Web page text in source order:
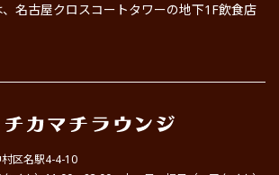
名古屋クロスコートタワーの地下1F飲食店
区名駅4-4-10